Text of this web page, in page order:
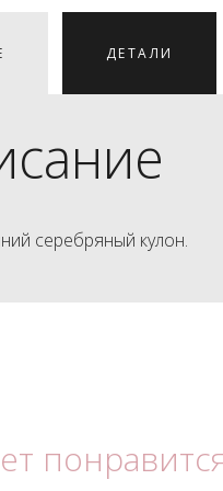
ДЕТАЛИ
серебряный кулон.